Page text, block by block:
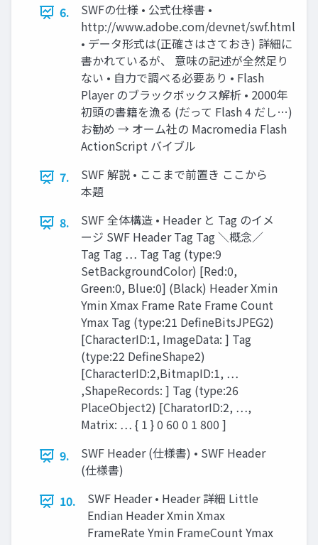
6.
SWFの仕様 • 公式仕様書 •
http://www.adobe.com/devnet/swf.html
• データ形式は(正確さはさておき) 詳細に
書かれているが、 意味の記述が全然足り
ない • 自力で調べる必要あり • Flash
Player のブラックボックス解析 • 2000年
初頭の書籍を漁る (だって Flash 4 だし…)
お勧め → オーム社の Macromedia Flash
ActionScript バイブル
7.
SWF 解説 • ここまで前置き ここから
本題
8.
SWF 全体構造 • Header と Tag のイメ
ージ SWF Header Tag Tag ＼概念／
Tag Tag … Tag Tag (type:9
SetBackgroundColor) [Red:0,
Green:0, Blue:0] (Black) Header Xmin
Ymin Xmax Frame Rate Frame Count
Ymax Tag (type:21 DefineBitsJPEG2)
[CharacterID:1, ImageData: ] Tag
(type:22 DefineShape2)
[CharacterID:2,BitmapID:1, …
,ShapeRecords: ] Tag (type:26
PlaceObject2) [CharatorID:2, …,
Matrix: … { 1 } 0 60 0 1 800 ]
9.
SWF Header (仕様書) • SWF Header
(仕様書)
10.
SWF Header • Header 詳細 Little
Endian Header Xmin Xmax
FrameRate Ymin FrameCount Ymax